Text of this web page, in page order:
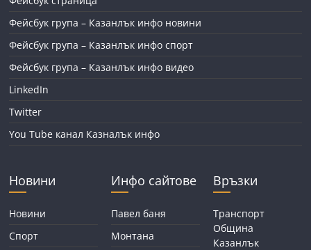
Фейсбук група – Казанлък инфо новини
Фейсбук група – Казанлък инфо спорт
Фейсбук група – Казанлък инфо видео
LinkedIn
Twitter
You Tube канал Казналък инфо
Новини
Новини
Спорт
Инфо сайтове
Павел баня
Монтана
Връзки
Транспорт
Община
Казанлък